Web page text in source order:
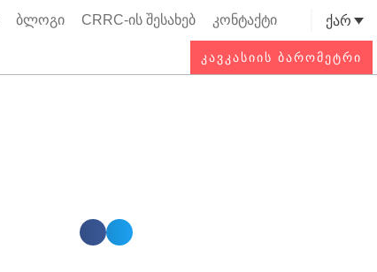
ბლოგი CRRC-ის შესახებ კონტაქტი ქარ
ᲙᲐᲕᲙᲐᲡᲘᲘᲡ ᲑᲐᲠᲝᲛᲔᲢᲠᲘ